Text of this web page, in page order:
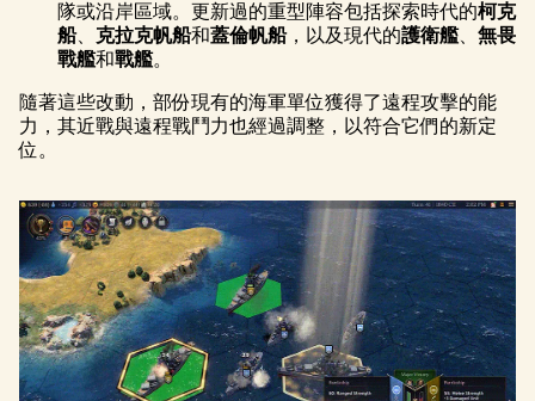
隊或沿岸區域。更新過的重型陣容包括探索時代的柯克
船、 克拉克帆船和蓋倫帆船，以及現代的護衛艦、 無畏
戰艦和戰艦。
隨著這些改動，部份現有的海軍單位獲得了遠程攻擊的能
力，其近戰與遠程戰鬥力也經過調整，以符合它們的新定
位。